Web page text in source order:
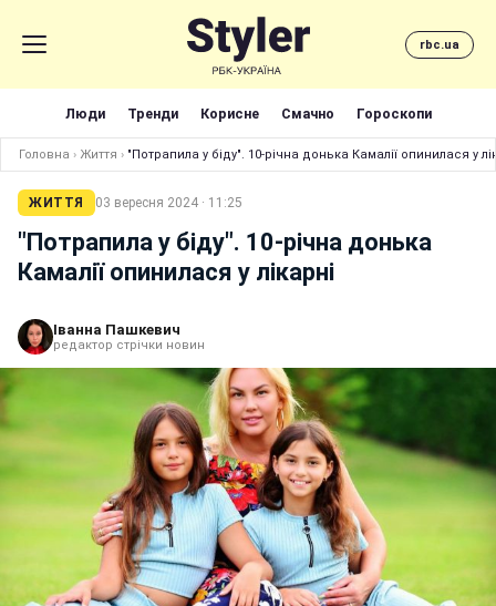
rbc.ua
Люди Тренди Корисне Смачно Гороскопи
Головна › Життя › "Потрапила у біду". 10-річна донька Камалії опинилася у
ЖИТТЯ 03 вересня 2024 · 11:25
"Потрапила у біду". 10-річна донька
Камалії опинилася у лікарні
Іванна Пашкевич
редактор стрічки новин